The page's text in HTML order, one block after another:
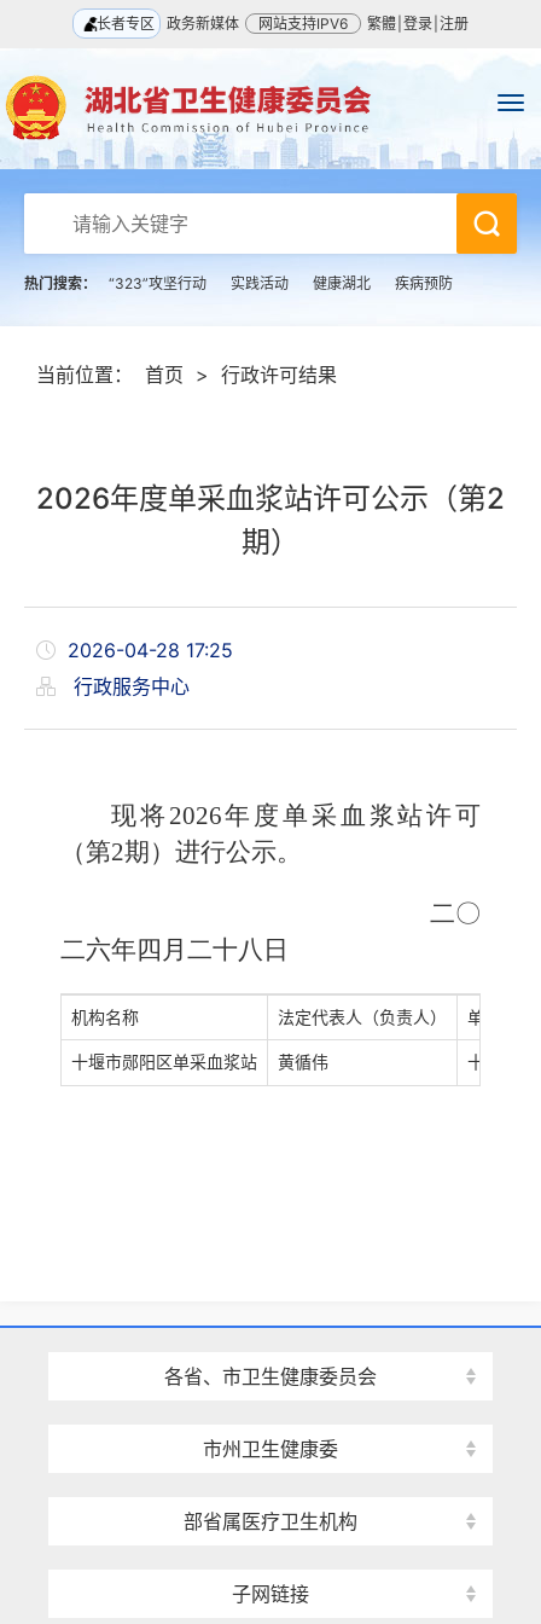
长者专区 政务新媒体 网站支持IPV6 繁體 登录 注册
热门搜索： “323”攻坚行动 实践活动 健康湖北 疾病预防
当前位置： 首页 > 行政许可结果
2026年度单采血浆站许可公示（第2
期）
2026-04-28 17:25
行政服务中心
现将2026年度单采血浆站许可
（第2期）进行公示。
二〇
二六年四月二十八日
机构名称 法定代表人（负责人） 单位地址
十堰市郧阳区单采血浆站 黄循伟 十堰市郧
各省、市卫生健康委员会
市州卫生健康委
部省属医疗卫生机构
子网链接